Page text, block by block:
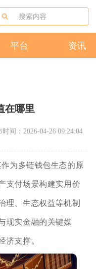
平台 资讯
在哪里
时间：2026-04-26 09:24:04
为多链钱包生态的原
支付场景构建实用价
理、生态权益等机制
现实金融的关键媒
济支撑。